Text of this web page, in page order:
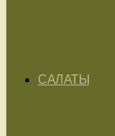
САЛАТЫ